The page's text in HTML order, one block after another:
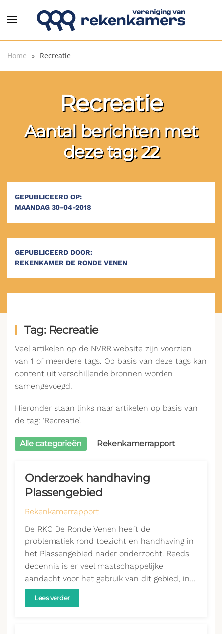
Overslaan en naar de inhoud gaan
Home Recreatie
Recreatie
Aantal berichten met
deze tag: 22
GEPUBLICEERD OP:
MAANDAG 30-04-2018
GEPUBLICEERD DOOR:
REKENKAMER DE RONDE VENEN
Tag: Recreatie
Veel artikelen op de NVRR website zijn voorzien
van 1 of meerdere tags. Op basis van deze tags kan
content uit verschillende bronnen worden
samengevoegd.
Hieronder staan links naar artikelen op basis van
de tag: ‘Recreatie’.
Alle categorieën Rekenkamerrapport
Onderzoek handhaving
Plassengebied
Rekenkamerrapport
De RKC De Ronde Venen heeft de
problematiek rond toezicht en handhaving in
het Plassengebied nader onderzocht. Reeds
decennia is er veel maatschappelijke
aandacht voor het gebruik van dit gebied, in…
Lees verder